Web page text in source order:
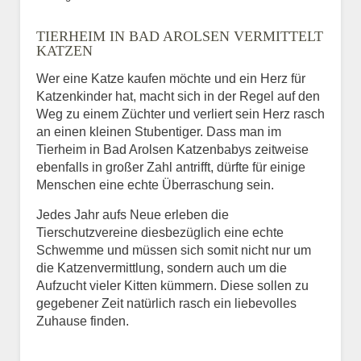
BILD HOCHLADEN
Vermisst seit
Ort des Verschwindens
TIERHEIM IN BAD AROLSEN VERMITTELT
KATZEN
Wer eine Katze kaufen möchte und ein Herz für
Katzenkinder hat, macht sich in der Regel auf den
Weg zu einem Züchter und verliert sein Herz rasch
an einen kleinen Stubentiger. Dass man im
Tierheim in Bad Arolsen Katzenbabys zeitweise
ebenfalls in großer Zahl antrifft, dürfte für einige
Menschen eine echte Überraschung sein.
Jedes Jahr aufs Neue erleben die
Tierschutzvereine diesbezüglich eine echte
Schwemme und müssen sich somit nicht nur um
die Katzenvermittlung, sondern auch um die
Aufzucht vieler Kitten kümmern. Diese sollen zu
gegebener Zeit natürlich rasch ein liebevolles
Zuhause finden.